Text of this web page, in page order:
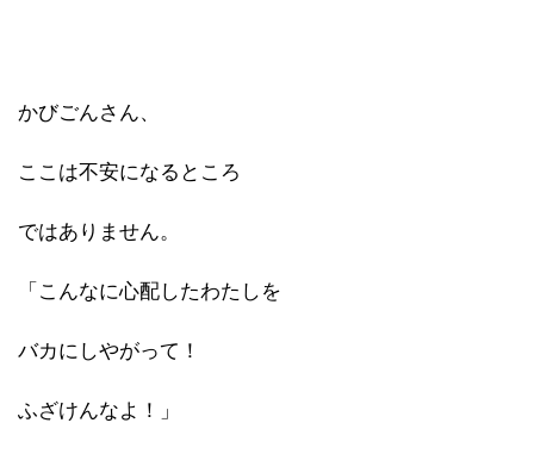
かびごんさん、
ここは不安になるところ
ではありません。
「こんなに心配したわたしを
バカにしやがって！
ふざけんなよ！」